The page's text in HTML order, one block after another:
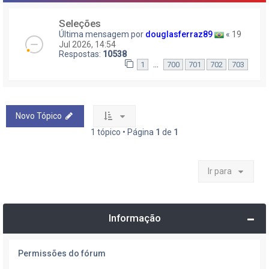
Seleções
Última mensagem por douglasferraz89 « 19
Jul 2026, 14:54
Respostas: 10538
1 700 701 702 703
Novo Tópico
1 tópico • Página 1 de 1
Ir para
Informação
Permissões do fórum